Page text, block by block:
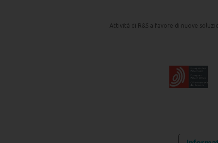
Attività di R&S a favore di nuove